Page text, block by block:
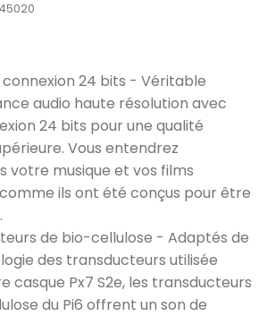
24 bits - Véritable
audio haute résolution avec
24 bits pour une qualité
Vous entendrez
votre musique et vos films
ils ont été conçus pour être
de bio-cellulose - Adaptés de
des transducteurs utilisée
casque Px7 S2e, les transducteurs
du Pi6 offrent un son de